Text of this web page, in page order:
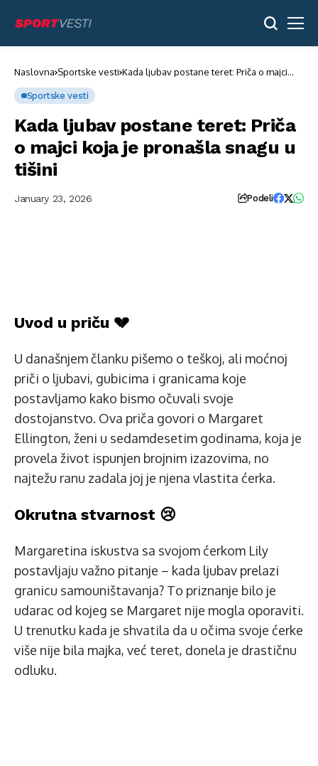
Naslovna Sportske vesti Kada ljubav postane teret: Priča o majci
Sportske vesti
Kada ljubav postane teret: Priča
o majci koja je pronašla snagu u
tišini
January 23, 2026 Podeli
Uvod u priču 💔
U današnjem članku pišemo o teškoj, ali moćnoj
priči o ljubavi, gubicima i granicama koje
postavljamo kako bismo očuvali svoje
dostojanstvo. Ova priča govori o Margaret
Ellington, ženi u sedamdesetim godinama, koja je
provela život ispunjen brojnim izazovima, no
najtežu ranu zadala joj je njena vlastita ćerka.
Okrutna stvarnost 😢
Margaretina iskustva sa svojom ćerkom Lily
postavljaju važno pitanje – kada ljubav prelazi
granicu samouništavanja? To priznanje bilo je
udarac od kojeg se Margaret nije mogla oporaviti.
U trenutku kada je shvatila da u očima svoje ćerke
više nije bila majka, već teret, donela je drastičnu
odluku.